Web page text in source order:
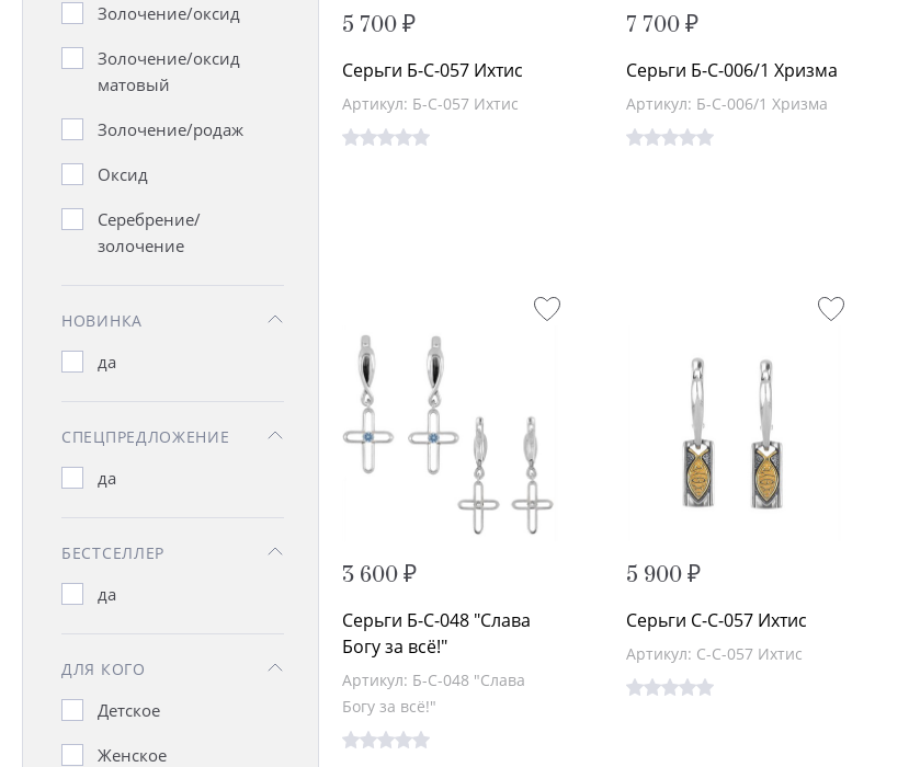
Золочение/оксид
Золочение/оксид
матовый
Золочение/родаж
Оксид
Серебрение/
золочение
НОВИНКА
да
СПЕЦПРЕДЛОЖЕНИЕ
да
БЕСТСЕЛЛЕР
да
ДЛЯ КОГО
Детское
Женское
5 700 ₽
Серьги Б-С-057 Ихтис
Артикул: Б-С-057 Ихтис
7 700 ₽
Серьги Б-С-006/1 Хризма
Артикул: Б-С-006/1 Хризма
3 600 ₽
Серьги Б-С-048 "Слава
Богу за всё!"
Артикул: Б-С-048 "Слава
Богу за всё!"
5 900 ₽
Серьги С-С-057 Ихтис
Артикул: С-С-057 Ихтис